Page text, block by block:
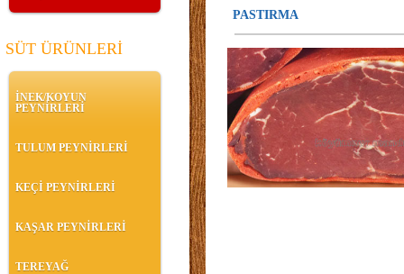
SÜT ÜRÜNLERİ
İNEK/KOYUN
PEYNİRLERİ
TULUM PEYNİRLERİ
KEÇİ PEYNİRLERİ
KAŞAR PEYNİRLERİ
TEREYAĞ
PASTIRMA